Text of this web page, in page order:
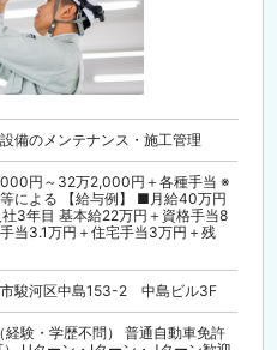
備のメンテナンス・施工管理
円～32万2,000円＋各種手当 ※
による 【給与例】 ■月給40万円
3年目 基本給22万円＋資格手当8
当3.1万円＋住宅手当3万円＋残
駿河区中島153-2 中島ビル3F
経験・学歴不問） 普通自動車免許